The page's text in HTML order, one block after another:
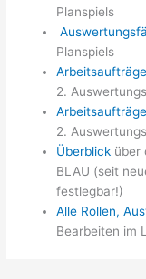
Planspiels
Planspiels
2.
2.
Überblick über
BLAU (seit
festlegbar!)
Alle Rollen,
Bearbeiten im